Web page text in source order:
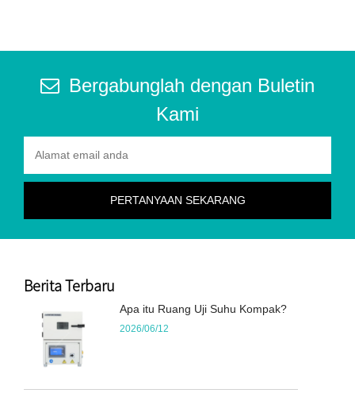
Bergabunglah dengan Buletin
Kami
Berita Terbaru
Apa itu Ruang Uji Suhu Kompak?
2026/06/12